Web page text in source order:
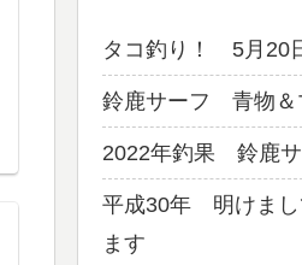
タコ釣り！ 5月20
鈴鹿サーフ 青物＆
2022年釣果 鈴鹿サ
平成30年 明けまし
ます